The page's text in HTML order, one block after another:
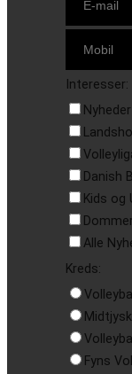
Interesser:
Nyheder
Danish
Kids og
Dommer
Alle
Kreds:
Fyns